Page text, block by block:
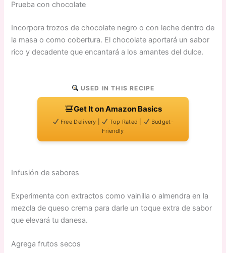
Prueba con chocolate
Incorpora trozos de chocolate negro o con leche dentro de
la masa o como cobertura. El chocolate aportará un sabor
rico y decadente que encantará a los amantes del dulce.
USED IN THIS RECIPE
Get It on Amazon Basics
Free Delivery | Top Rated |
Budget-
Friendly
Infusión de sabores
Experimenta con extractos como vainilla o almendra en la
mezcla de queso crema para darle un toque extra de sabor
que elevará tu danesa.
Agrega frutos secos